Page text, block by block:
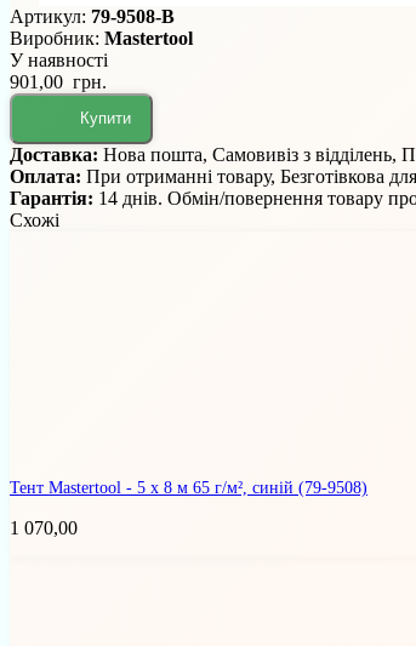
Артикул: 79-9508-В
Виробник: Mastertool
У наявності
901,00 грн.
Купити
Доставка: Нова пошта, Самовивіз з відділень,
Оплата: При отриманні товару, Безготівкова
Гарантія: 14 днів. Обмін/повернення товару
Схожі
Тент Mastertool - 5 х 8 м 65 г/м², синій (79-9508)
1 070,00